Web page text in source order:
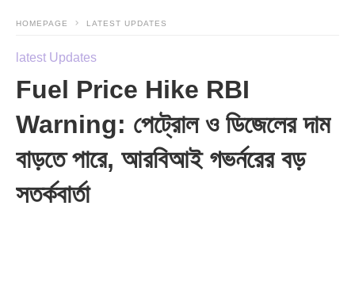
HOMEPAGE LATEST UPDATES
latest Updates
Fuel Price Hike RBI
Warning: পেট্রোল ও ডিজেলের দাম
বাড়তে পারে, আরবিআই গভর্নরের বড়
সতর্কবার্তা